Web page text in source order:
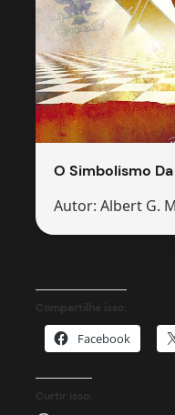
O Simbolismo
Autor: Albert G.
Compartilhe isso:
Facebook
Curtir isso: